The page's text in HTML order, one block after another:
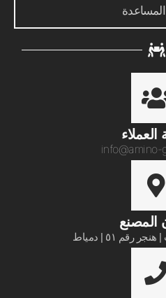
info@amino-
المصنع
رقم ٥١ | دمياط